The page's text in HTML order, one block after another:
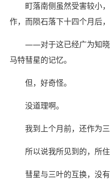
町落南侧虽然受害较小
作，而陨石落下十四个月后
——对于这已经广为知晓
马特彗星的记忆。
但，好奇怪。
没道理啊。
我到上个月前，还作为
所以说我所见到的，所
彗星与三叶的互换，没有